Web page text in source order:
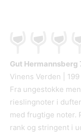
Gut Hermannsberg
Vinens Verden |
Fra ungestokke
rieslingnoter i
med frugtige noter.
rank og stringent i